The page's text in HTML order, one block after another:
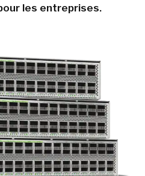
les entreprises.